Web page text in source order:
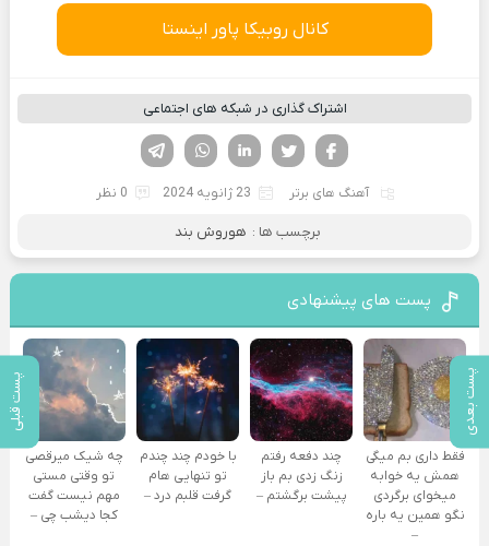
پست بعدی پست قبلی
کانال روبیکا پاور اینستا
اشتراک گذاری در شبکه های اجتماعی
لینکدین تویتر
فیسوک
آهنگ های برتر 23 ژانویه 2024 0 نظر
برچسب ها : هوروش بند
پست های پیشنهادی
فقط داری بم میگی
همش یه خوابه
میخوای برگردی
نگو همین یه باره
–
چند دفعه رفتم
زنگ زدی بم باز
پیشت برگشتم –
با خودم چند چندم
تو تنهایی هام
گرفت قلبم درد –
چه شیک میرقصی
تو وقتی مستی
مهم نیست گفت
کجا دیشب چی –